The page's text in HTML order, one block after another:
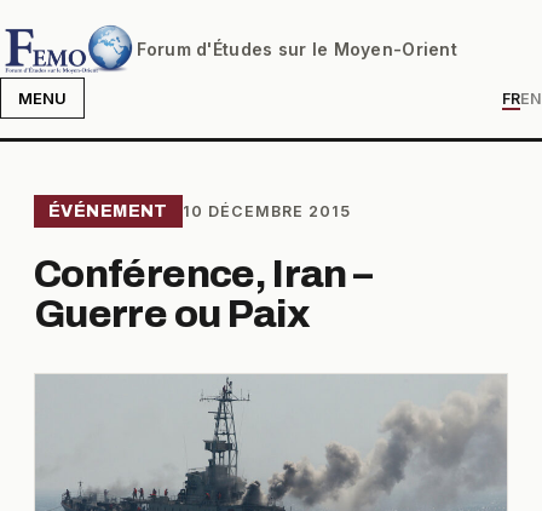
Forum d'Études sur le Moyen-Orient
MENU FREN
ÉVÉNEMENT 10 DÉCEMBRE 2015
Conférence, Iran –
Guerre ou Paix